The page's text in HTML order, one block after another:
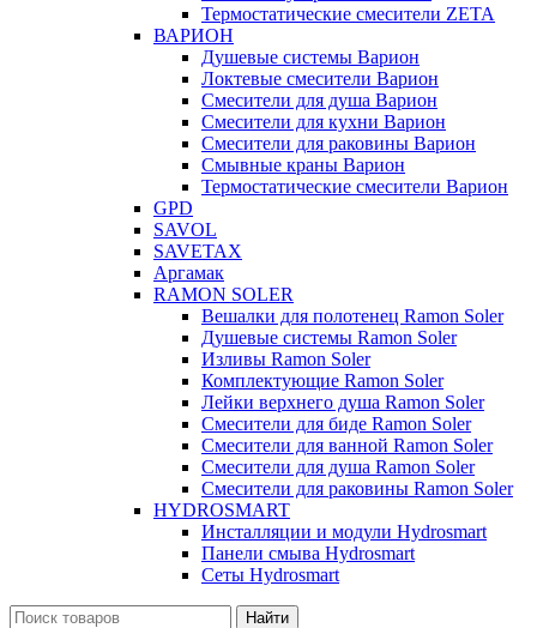
Термостатические смесители ZETA
ВАРИОН
Душевые системы Варион
Локтевые смесители Варион
Смесители для душа Варион
Смесители для кухни Варион
Смесители для раковины Варион
Смывные краны Варион
Термостатические смесители Варион
GPD
SAVOL
SAVETAX
Аргамак
RAMON SOLER
Вешалки для полотенец Ramon Soler
Душевые системы Ramon Soler
Изливы Ramon Soler
Комплектующие Ramon Soler
Лейки верхнего душа Ramon Soler
Смесители для биде Ramon Soler
Смесители для ванной Ramon Soler
Смесители для душа Ramon Soler
Смесители для раковины Ramon Soler
HYDROSMART
Инсталляции и модули Hydrosmart
Панели смыва Hydrosmart
Сеты Hydrosmart
Найти